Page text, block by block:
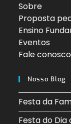
Sobre
Proposta
Ensino
Eventos
Fale conosco
Nosso Blog
Festa da
Festa do Dia